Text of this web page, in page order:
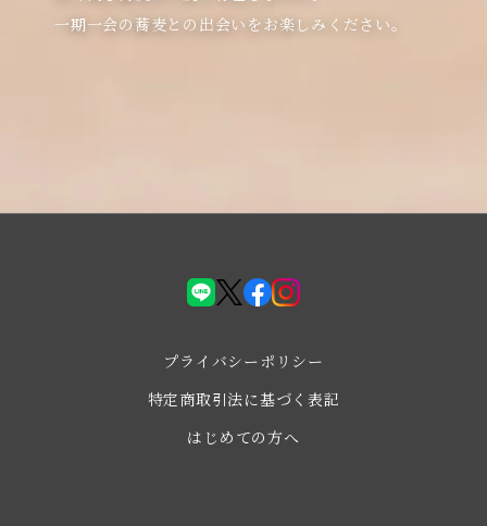
プライバシーポリシー
特定商取引法に基づく表記
はじめての方へ